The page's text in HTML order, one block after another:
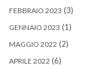
FEBBRAIO 2023 (3)
GENNAIO 2023 (1)
MAGGIO 2022 (2)
APRILE 2022 (6)